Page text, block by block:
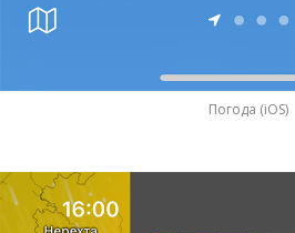
Погода (iOS)